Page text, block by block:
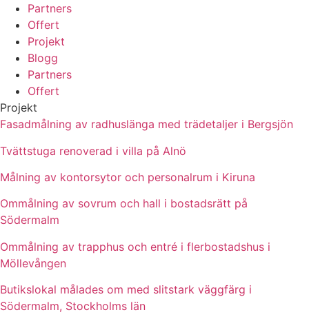
Partners
Offert
Projekt
Blogg
Partners
Offert
Projekt
Fasadmålning av radhuslänga med trädetaljer i Bergsjön
Tvättstuga renoverad i villa på Alnö
Målning av kontorsytor och personalrum i Kiruna
Ommålning av sovrum och hall i bostadsrätt på
Södermalm
Ommålning av trapphus och entré i flerbostadshus i
Möllevången
Butikslokal målades om med slitstark väggfärg i
Södermalm, Stockholms län